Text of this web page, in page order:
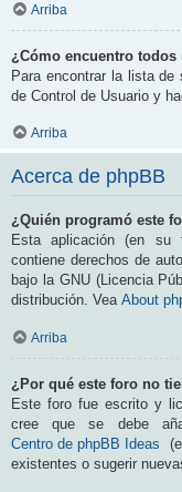
Arriba
¿Cómo encuentro
Para encontrar la lista de
de Control de Usuario y
Arriba
Acerca de phpBB
¿Quién programó este
Esta aplicación (en su
contiene derechos de
bajo la GNU (Licencia
distribución. Vea About
Arriba
¿Por qué este foro no
Este foro fue escrito y
cree que se debe
Centro de phpBB Ideas
existentes o sugerir